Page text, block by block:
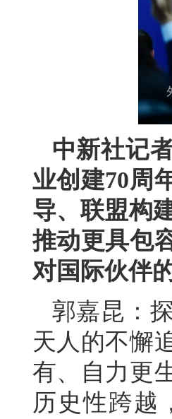
中新社记
业创建70周
导、联盟构
推动更具包
对国际伙伴
郭嘉昆：
天人的不懈
有、自力更
历史性跨越